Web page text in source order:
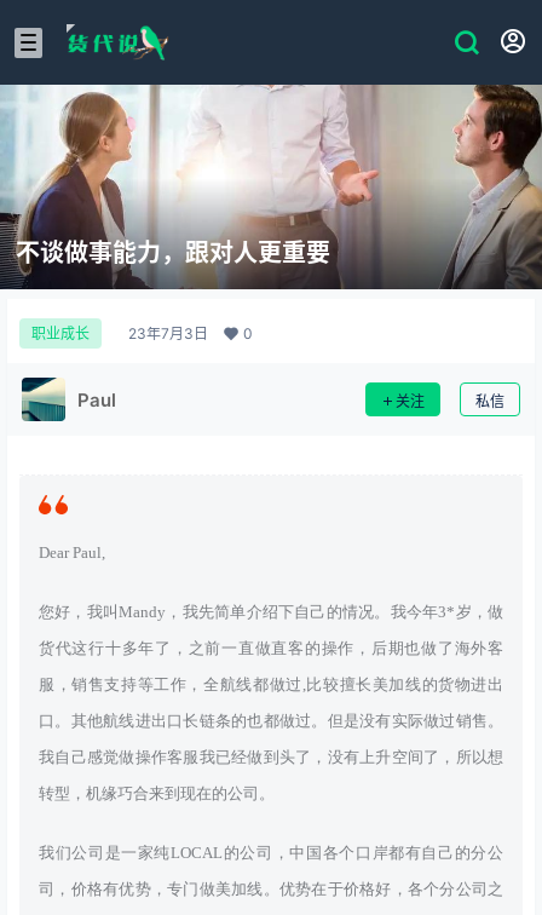
不谈做事能力，跟对人更重要
职业成长 23年7月3日 0
Paul 关注 私信
Dear Paul,
您好，我叫Mandy，我先简单介绍下自己的情况。我今年3*岁，做
货代这行十多年了，之前一直做直客的操作，后期也做了海外客
服，销售支持等工作，全航线都做过,比较擅长美加线的货物进出
口。其他航线进出口长链条的也都做过。但是没有实际做过销售。
我自己感觉做操作客服我已经做到头了，没有上升空间了，所以想
转型，机缘巧合来到现在的公司。
我们公司是一家纯LOCAL的公司，中国各个口岸都有自己的分公
司，价格有优势，专门做美加线。优势在于价格好，各个分公司之